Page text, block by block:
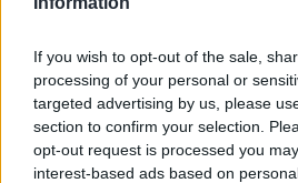
If you wish to opt-out of the sale,
processing of your personal or
targeted advertising by us, please
section to confirm your selection.
opt-out request is processed you
interest-based ads based on
Prenumerera